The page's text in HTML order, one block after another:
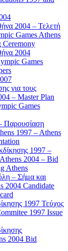
2004 – Τελετή
Games Athens
Ceremony
2004
Games
για τους
– Master Plan
Games
Παρουσίαση
1997 – Athens
1997 –
2004 – Bid
Athens
– Σήμα και
2004 Candidate
1997 Τεύχος
1997 Issue
2004 Bid